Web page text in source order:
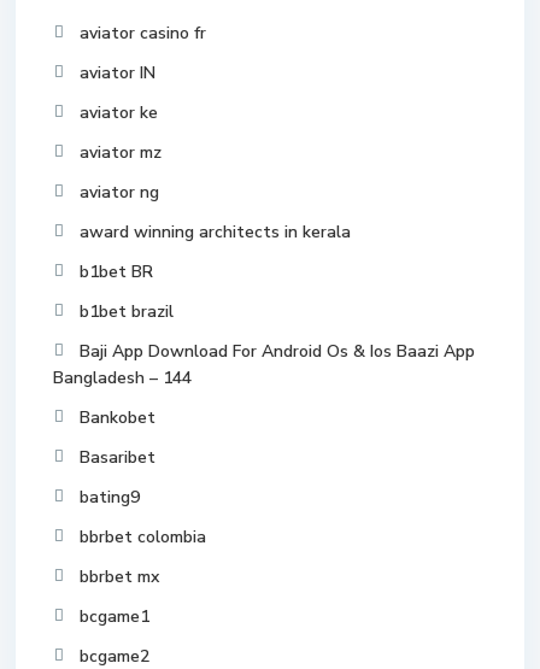
aviator casino fr
aviator IN
aviator ke
aviator mz
aviator ng
award winning architects in kerala
b1bet BR
b1bet brazil
Baji App Download For Android Os & Ios Baazi App
Bangladesh – 144
Bankobet
Basaribet
bating9
bbrbet colombia
bbrbet mx
bcgame1
bcgame2